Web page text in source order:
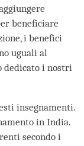
beneficiare
i benefici
uguali al
dedicato i nostri
insegnamenti.
in India.
secondo i